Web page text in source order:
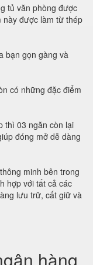
tủ văn phòng được
này được làm từ thép
bạn gọn gàng và
có những đặc điểm
thì 03 ngăn còn lại
đóng mở dễ dàng
minh bên trong
hợp với tất cả các
lưu trữ, cất giữ và
hàng